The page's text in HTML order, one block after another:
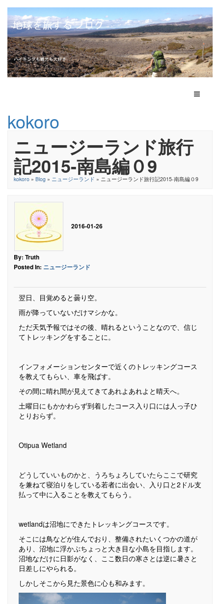
Toggle
kokoro
ニュージーランド旅行
記2015-南島編０9
kokoro » Blog » ニュージーランド » ニュージーランド旅行記2015-南島編０9
2016-01-26
By: Truth
Posted In: ニュージーランド
翌日、目覚めると曇り空。
雨が降っていないだけマシかな。
ただ天気予報ではその後、晴れるということなので、信じ
てトレッキングをすることに。
インフォメーションセンターで近くのトレッキングコース
を教えてもらい、車を飛ばす。
その間に晴れ間が見えてきてあれよあれよと晴天へ。
土曜日にもかかわらず到着したコース入り口には人っ子ひ
とりおらず。
Otipua Wetland
どうしていいものかと、うろちょろしていたらここで研究
を兼ねて寝泊りをしている若者に出会い、入り口と2ドル支
払って中に入ることを教えてもらう。
wetlandは沼地にできたトレッキングコースです。
そこには鳥などが住んでおり、整備されたいくつかの道が
あり、沼地に浮かぶちょっと大き目な小島を目指します。
沼地なだけに日影がなく、ここ数日の寒さとは逆に暑さと
日差しにやられる。
しかしそこから見た景色に心も和みます。